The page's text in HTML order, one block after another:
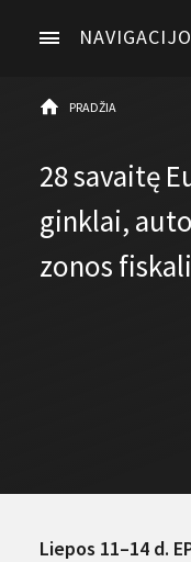
PRADŽIA
28 savaitę
ginklai,
zonos
Liepos 11–14 d.